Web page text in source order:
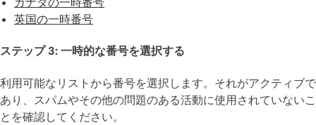
英国の一時番号
ステップ 3: 一時的な番号を選択する
利用可能なリストから番号を選択します。それがアクティブで
あり、スパムやその他の問題のある活動に使用されていないこ
とを確認してください。